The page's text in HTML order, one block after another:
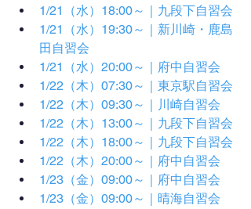
1/21（水）18:00～｜九段下自習会
1/21（水）19:30～｜新川崎・鹿島
田自習会
1/21（水）20:00～｜府中自習会
1/22（木）07:30～｜東京駅自習会
1/22（木）09:30～｜川崎自習会
1/22（木）13:00～｜九段下自習会
1/22（木）18:00～｜九段下自習会
1/22（木）20:00～｜府中自習会
1/23（金）09:00～｜府中自習会
1/23（金）09:00～｜晴海自習会